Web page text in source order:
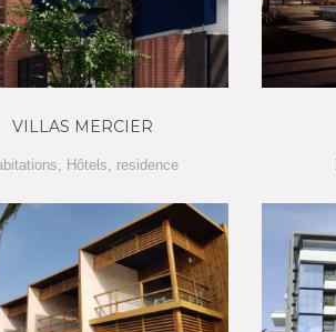
VILLAS MERCIER
, Hôtels, residence